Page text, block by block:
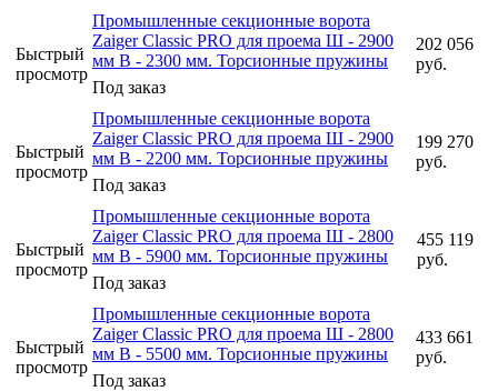
Быстрый
просмотр
Промышленные секционные ворота
Zaiger Classic PRO для проема Ш - 2900
мм В - 2300 мм. Торсионные пружины
Под заказ
202 056
руб.
Быстрый
просмотр
Промышленные секционные ворота
Zaiger Classic PRO для проема Ш - 2900
мм В - 2200 мм. Торсионные пружины
Под заказ
199 270
руб.
Быстрый
просмотр
Промышленные секционные ворота
Zaiger Classic PRO для проема Ш - 2800
мм В - 5900 мм. Торсионные пружины
Под заказ
455 119
руб.
Быстрый
просмотр
Промышленные секционные ворота
Zaiger Classic PRO для проема Ш - 2800
мм В - 5500 мм. Торсионные пружины
Под заказ
433 661
руб.